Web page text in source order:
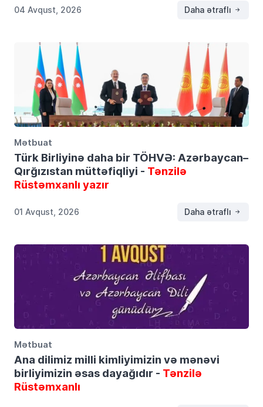
04 Avqust, 2026 Daha ətraflı
Mətbuat
Türk Birliyinə daha bir TÖHVƏ: Azərbaycan–
Qırğızıstan müttəfiqliyi - Tənzilə
Rüstəmxanlı yazır
01 Avqust, 2026 Daha ətraflı
Mətbuat
Ana dilimiz milli kimliyimizin və mənəvi
birliyimizin əsas dayağıdır - Tənzilə
Rüstəmxanlı